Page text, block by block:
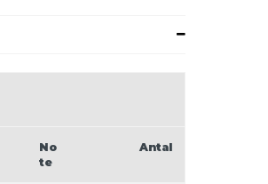
No
te
Antal